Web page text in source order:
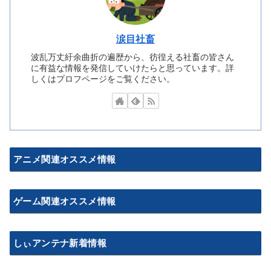
涙目社畜
波乱万丈紆余曲折の遍歴から、彷徨える社畜の皆さん
に有益な情報を発信していけたらと思っています。詳
しくはプロフページをご覧ください。
アニメ関連オススメ情報
ゲーム関連オススメ情報
しぃアンテナ新着情報